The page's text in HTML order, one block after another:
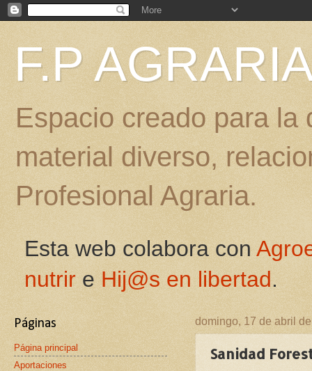
F.P
Espacio creado para
material diverso,
Profesional Agraria.
Esta web colabora con
nutrir e Hij@s en libertad.
domingo, 17 de abril
Sanidad
Páginas
Página principal
Aportaciones